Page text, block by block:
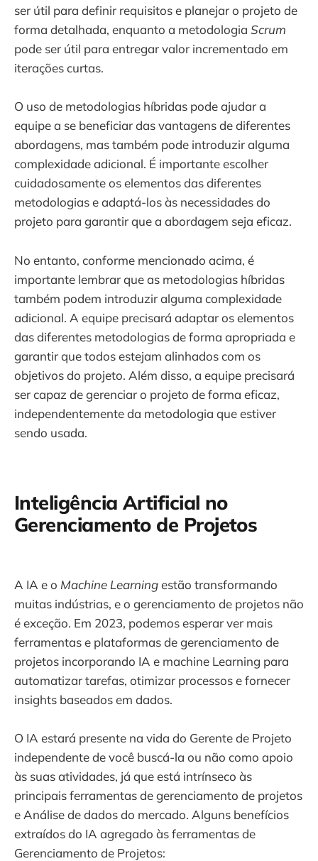
ser útil para definir requisitos e planejar o projeto de
forma detalhada, enquanto a metodologia Scrum
pode ser útil para entregar valor incrementado em
iterações curtas.
O uso de metodologias híbridas pode ajudar a
equipe a se beneficiar das vantagens de diferentes
abordagens, mas também pode introduzir alguma
complexidade adicional. É importante escolher
cuidadosamente os elementos das diferentes
metodologias e adaptá-los às necessidades do
projeto para garantir que a abordagem seja eficaz.
No entanto, conforme mencionado acima, é
importante lembrar que as metodologias híbridas
também podem introduzir alguma complexidade
adicional. A equipe precisará adaptar os elementos
das diferentes metodologias de forma apropriada e
garantir que todos estejam alinhados com os
objetivos do projeto. Além disso, a equipe precisará
ser capaz de gerenciar o projeto de forma eficaz,
independentemente da metodologia que estiver
sendo usada.
Inteligência Artificial no
Gerenciamento de Projetos
A IA e o Machine Learningestão transformando
muitas indústrias, e o gerenciamento de projetos não
é exceção. Em 2023, podemos esperar ver mais
ferramentas e plataformas de gerenciamento de
projetos incorporando IA e machine Learning para
automatizar tarefas, otimizar processos e fornecer
insights baseados em dados.
O IA estará presente na vida do Gerente de Projeto
independente de você buscá-la ou não como apoio
às suas atividades, já que está intrínseco às
principais ferramentas de gerenciamento de projetos
e Análise de dados do mercado. Alguns benefícios
extraídos do IA agregado às ferramentas de
Gerenciamento de Projetos: